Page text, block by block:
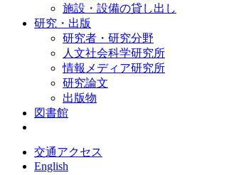
施設・設備の貸し出し
研究・出版
研究者・研究分野
人文社会科学研究所
情報メディア研究所
研究論文
出版物
図書館
交通アクセス
English